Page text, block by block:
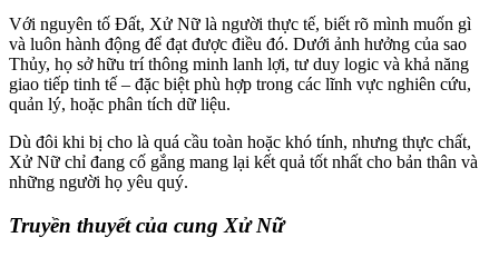
Với nguyên tố Đất, Xử Nữ là người thực tế, biết rõ mình muốn gì
và luôn hành động để đạt được điều đó. Dưới ảnh hưởng của sao
Thủy, họ sở hữu trí thông minh lanh lợi, tư duy logic và khả năng
giao tiếp tinh tế – đặc biệt phù hợp trong các lĩnh vực nghiên cứu,
quản lý, hoặc phân tích dữ liệu.
Dù đôi khi bị cho là quá cầu toàn hoặc khó tính, nhưng thực chất,
Xử Nữ chỉ đang cố gắng mang lại kết quả tốt nhất cho bản thân và
những người họ yêu quý.
Truyền thuyết của cung Xử Nữ